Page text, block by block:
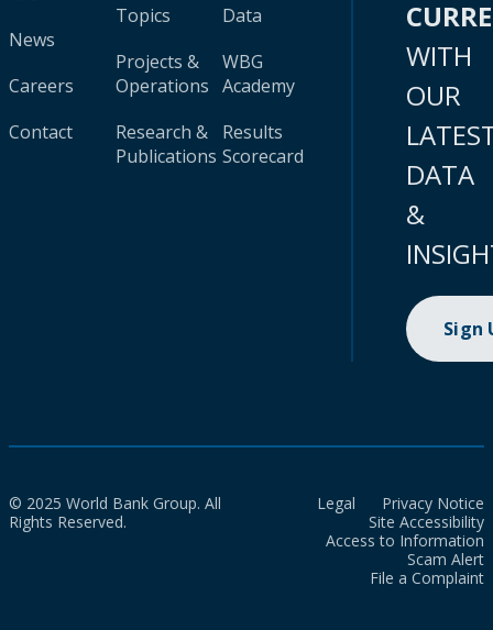
News
Careers
Contact
Topics
Projects &
Operations
Research &
Publications
Data
WBG
Academy
Results
Scorecard
WITH
OUR
DATA
&
Sign
© 2025 World Bank Group. All
Rights Reserved.
Legal
Privacy Notice
Site Accessibility
Access to Information
Scam Alert
File a Complaint